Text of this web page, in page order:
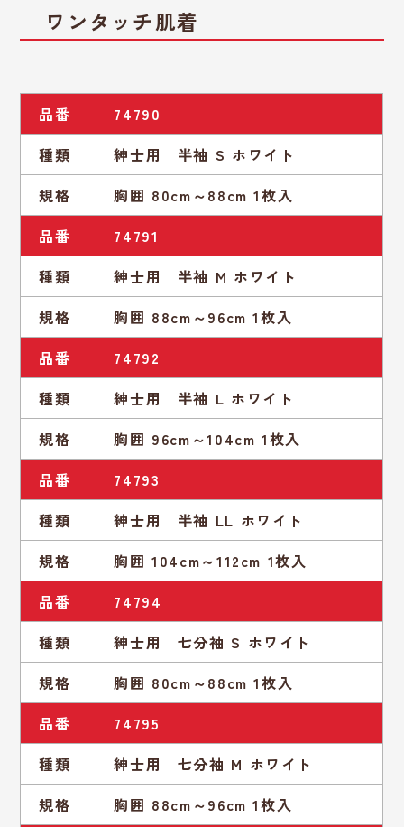
ワンタッチ肌着
品番
74790
種類
紳士用 半袖 S ホワイト
規格
胸囲 80cm～88cm 1枚入
品番
74791
種類
紳士用 半袖 M ホワイト
規格
胸囲 88cm～96cm 1枚入
品番
74792
種類
紳士用 半袖 L ホワイト
規格
胸囲 96cm～104cm 1枚入
品番
74793
種類
紳士用 半袖 LL ホワイト
規格
胸囲 104cm～112cm 1枚入
品番
74794
種類
紳士用 七分袖 S ホワイト
規格
胸囲 80cm～88cm 1枚入
品番
74795
種類
紳士用 七分袖 M ホワイト
規格
胸囲 88cm～96cm 1枚入